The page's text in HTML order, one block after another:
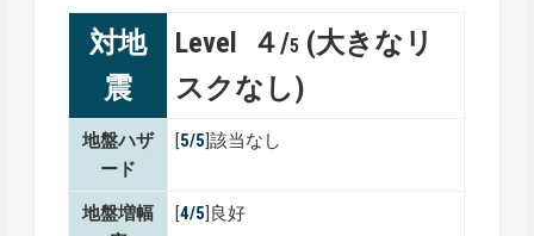
対地
震
Level ４/5 (大きなリ
スクなし)
地盤ハザ
ード
[5/5]該当なし
地盤増幅
[4/5]良好